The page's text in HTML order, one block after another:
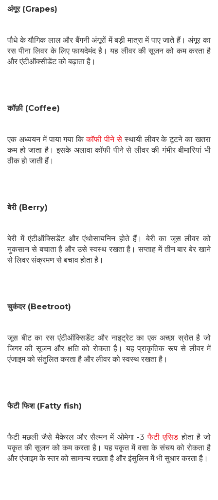
अंगूर (Grapes)
पौधे के यौगिक लाल और बैंगनी अंगूरों में बड़ी मात्रा में पाए जाते हैं। अंगूर का
रस पीना लिवर के लिए फायदेमंद है। यह लीवर की सूजन को कम करता है
और एंटीऑक्सीडेंट को बढ़ाता है।
कॉफ़ी (Coffee)
एक अध्ययन में पाया गया किकॉफी पीने सेस्थायी लीवर के टूटने का खतरा
कम हो जाता है। इसके अलावा कॉफी पीने से लीवर की गंभीर बीमारियां भी
ठीक हो जाती हैं।
बेरी (Berry)
बेरी में एंटीऑक्सिडेंट और एंथोसायनिन होते हैं। बेरी का जूस लीवर को
नुकसान से बचाता है और उसे स्वस्थ रखता है। सप्ताह में तीन बार बेर खाने
से लिवर संक्रमण से बचाव होता है।
चुकंदर (Beetroot)
जूस बीट का रस एंटीऑक्सिडेंट और नाइट्रेट का एक अच्छा स्रोत है जो
जिगर की सूजन और क्षति को रोकता है। यह प्राकृतिक रूप से लीवर में
एंजाइम को संतुलित करता है और लीवर को स्वस्थ रखता है।
फैटी फिश (Fatty fish)
फैटी मछली जैसे मैकेरल और सैल्मन में ओमेगा -3फैटी एसिड होता है जो
यकृत की सूजन को कम करता है। यह यकृत में वसा के संचय को रोकता है
और एंजाइम के स्तर को सामान्य रखता है और इंसुलिन में भी सुधार करता है।